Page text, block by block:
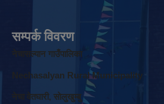
सम्पर्क विवरण
नेचासल्यान गाउँपालिका
Nechasalyan Rural Municipality
नेचा वेतघारी, साेलुखुम्बु